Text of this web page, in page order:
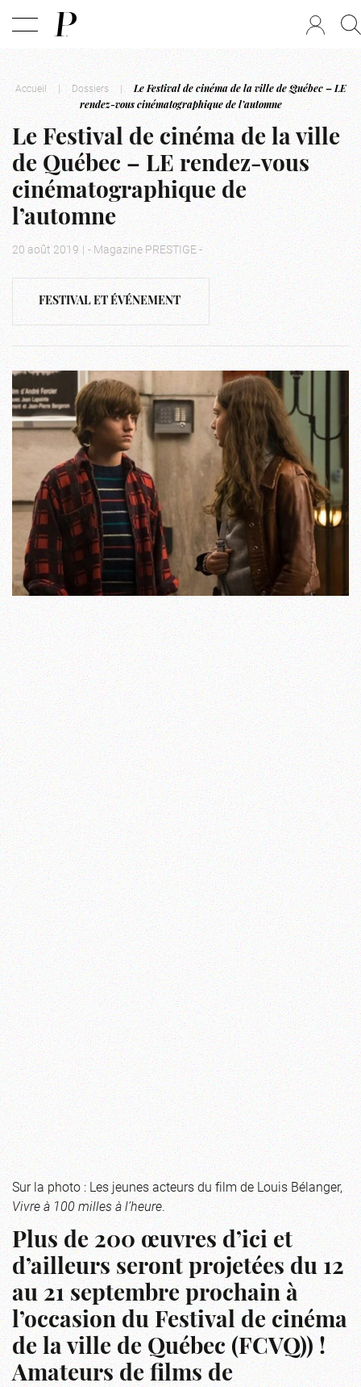
Accueil | Dossiers |
Le Festival de cinéma de la ville de Québec – LE
rendez-vous cinématographique de l’automne
Le Festival de cinéma de la ville
de Québec – LE rendez-vous
cinématographique de
l’automne
20 août 2019 | - Magazine PRESTIGE -
FESTIVAL ET ÉVÉNEMENT
Sur la photo : Les jeunes acteurs du film de Louis Bélanger,
Vivre à 100 milles à l’heure.
Plus de 200 œuvres d’ici et
d’ailleurs seront projetées du 12
au 21 septembre prochain à
l’occasion du Festival de cinéma
de la ville de Québec (FCVQ)) !
Amateurs de films de